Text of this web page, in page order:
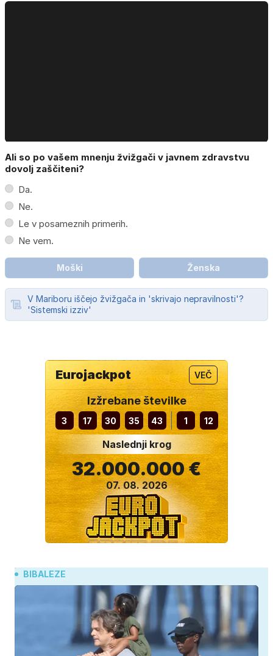
Ali so po vašem mnenju žvižgači v javnem zdravstvu
dovolj zaščiteni?
Da.
Ne.
Le v posameznih primerih.
Ne vem.
Moški Ženska
V Mariboru iščejo žvižgača in 'skrivajo nepravilnosti'?
'Sistemski izziv'
Eurojackpot VEČ
Izžrebane številke
3 17 30 35 43 1 12
Naslednji krog
32.000.000 €
07. 08. 2026
BIBALEZE